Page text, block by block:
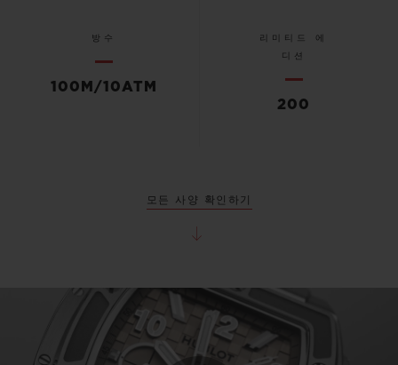
방수
100M/10ATM
리미티드 에
디션
200
모든 사양 확인하기